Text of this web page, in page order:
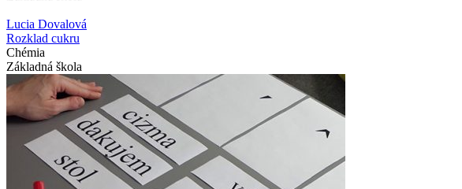
Lucia Dovalová
Rozklad cukru
Chémia
Základná škola